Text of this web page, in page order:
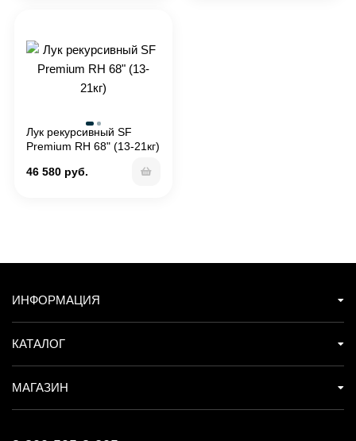
Лук рекурсивный SF
Premium RH 68" (13-21кг)
46 580 руб.
ИНФОРМАЦИЯ
КАТАЛОГ
МАГАЗИН